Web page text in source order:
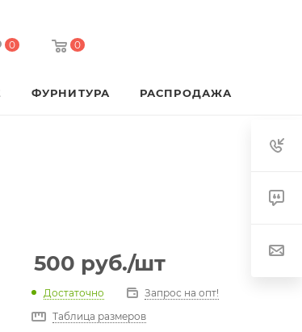
0 0
ФУРНИТУРА РАСПРОДАЖА
500 руб./шт
Достаточно
Запрос на опт!
Таблица размеров